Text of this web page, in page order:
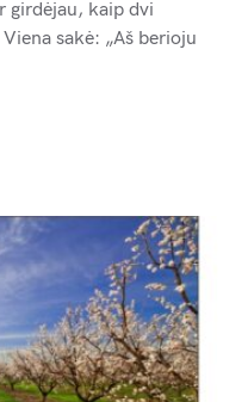
girdėjau, kaip dvi
sakė: „Aš berioju